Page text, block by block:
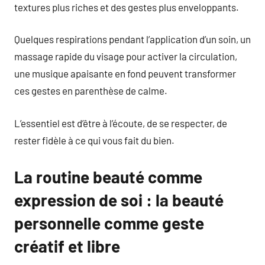
textures plus riches et des gestes plus enveloppants.
Quelques respirations pendant l’application d’un soin, un
massage rapide du visage pour activer la circulation,
une musique apaisante en fond peuvent transformer
ces gestes en parenthèse de calme.
L’essentiel est d’être à l’écoute, de se respecter, de
rester fidèle à ce qui vous fait du bien.
La routine beauté comme
expression de soi : la beauté
personnelle comme geste
créatif et libre